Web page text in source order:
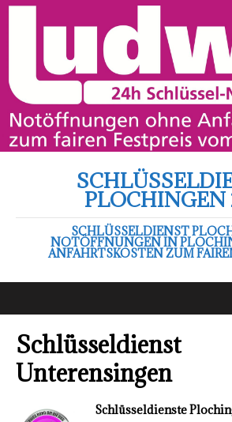
PLOCHINGEN
SCHLÜSSELDIENST
NOTÖFFNUNGEN IN
ANFAHRTSKOSTEN ZUM
Schlüsseldienst
Unterensingen
Schlüsseldienste